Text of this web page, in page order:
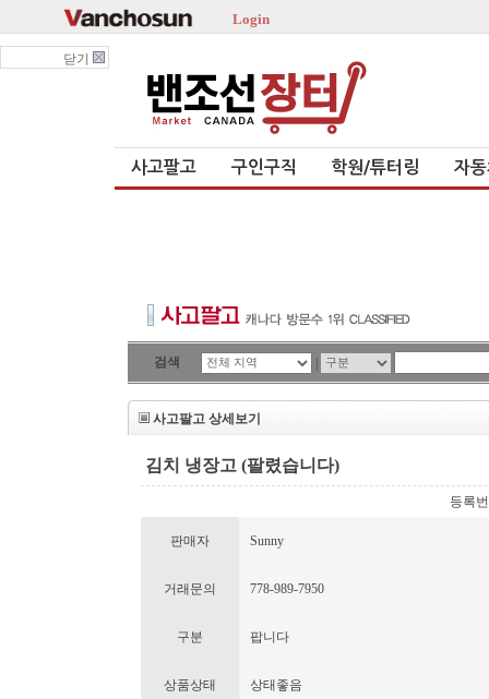
Login
닫기
사고팔고 구인구직 학원/튜터링 자
검색 |
사고팔고 상세보기
김치 냉장고 (팔렸습니다)
등록
판매자 Sunny
거래문의 778-989-7950
구분 팝니다
상품상태 상태좋음